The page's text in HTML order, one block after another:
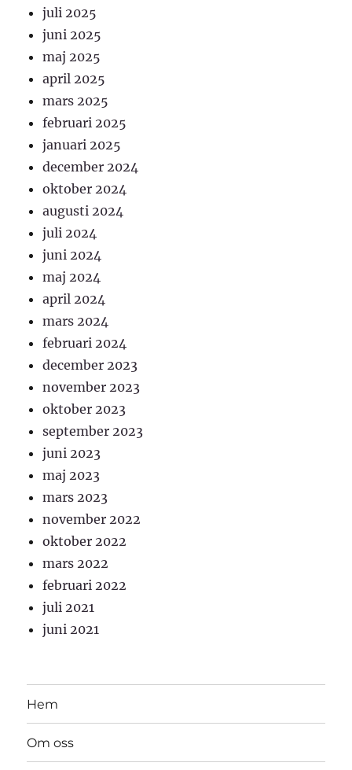
juli 2025
juni 2025
maj 2025
april 2025
mars 2025
februari 2025
januari 2025
december 2024
oktober 2024
augusti 2024
juli 2024
juni 2024
maj 2024
april 2024
mars 2024
februari 2024
december 2023
november 2023
oktober 2023
september 2023
juni 2023
maj 2023
mars 2023
november 2022
oktober 2022
mars 2022
februari 2022
juli 2021
juni 2021
Hem
Om oss